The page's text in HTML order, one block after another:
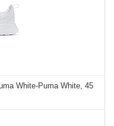
White-Puma White, 45